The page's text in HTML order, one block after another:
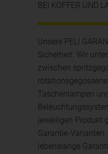
BEI KOFFER UND
Unsere PELI
Sicherheit. Wir
zwischen
Taschenlampen
jeweiligen Produkt
Garantie-
lebenslange